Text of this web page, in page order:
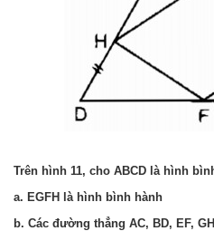
Trên hình 11, cho ABCD là hình
a. EGFH là hình bình hành
b. Các đường thẳng AC, BD, EF,